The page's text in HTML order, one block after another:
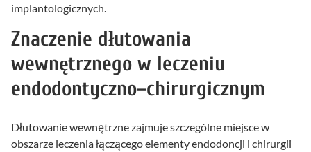
implantologicznych.
Znaczenie dłutowania
wewnętrznego w leczeniu
endodontyczno–chirurgicznym
Dłutowanie wewnętrzne zajmuje szczególne miejsce w
obszarze leczenia łączącego elementy endodoncji i chirurgii